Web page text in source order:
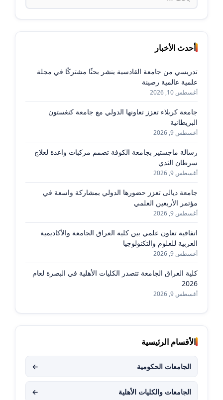
عن:
أحدث الأخبار
تدريسي من جامعة القادسية ينشر بحثًا مشتركًا في مجلة
علمية عالمية رصينة
أغسطس 10, 2026
جامعة كربلاء تعزز تعاونها الدولي مع جامعة كنغستون
البريطانية
أغسطس 9, 2026
رسالة ماجستير بجامعة الكوفة تصمم مركبات واعدة لعلاج
سرطان الثدي
أغسطس 9, 2026
جامعة ديالى تعزز حضورها الدولي بمشاركة واسعة في
مؤتمر الأربعين العلمي
أغسطس 9, 2026
اتفاقية تعاون علمي بين كلية العراق الجامعة والأكاديمية
العربية للعلوم والتكنولوجيا
أغسطس 9, 2026
كلية العراق الجامعة تتصدر الكليات الأهلية في البصرة لعام
2026
أغسطس 9, 2026
الأقسام الرئيسية
الجامعات الحكومية ←
الجامعات والكليات الأهلية ←